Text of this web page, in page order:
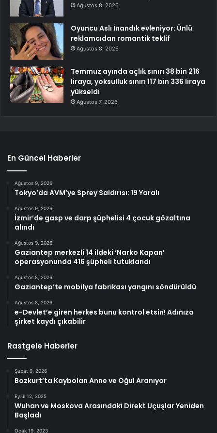
Ağustos 8, 2026
Oyuncu Aslı İnandık evleniyor: Ünlü
reklamcıdan romantik teklif
Ağustos 8, 2026
Temmuz ayında açlık sınırı 38 bin 216
liraya, yoksulluk sınırı 117 bin 336 liraya
yükseldi
Ağustos 7, 2026
En Güncel Haberler
Ağustos 9, 2026
Tokyo’da AVM’ye Sprey Saldırısı: 19 Yaralı
Ağustos 9, 2026
İzmir’de gasp ve darp şüphelisi 4 çocuk gözaltına
alındı
Ağustos 9, 2026
Gaziantep merkezli 14 ildeki ‘Narko Kapan’
operasyonunda 416 şüpheli tutuklandı
Ağustos 8, 2026
Gaziantep’te mobilya fabrikası yangını söndürüldü
Ağustos 8, 2026
e-Devlet’e giren herkes bunu kontrol etsin! Adınıza
şirket kaydı çıkabilir
Rastgele Haberler
Şubat 9, 2026
Bozkurt’ta Kaybolan Anne ve Oğul Aranıyor
Eylül 12, 2025
Wuhan ve Moskova Arasındaki Direkt Uçuşlar Yeniden
Başladı
Ocak 19, 2023